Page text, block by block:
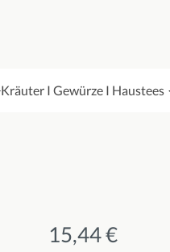
Kräuter I Gewürze I Haustees
Regulärer Preis:
15,44 €